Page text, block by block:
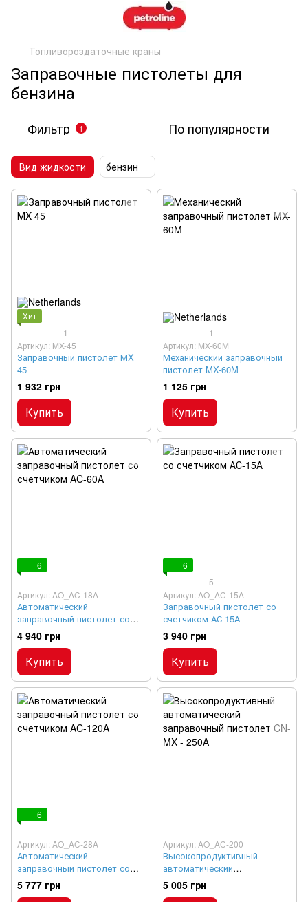
Топливороздаточные краны
Заправочные пистолеты для
бензина
Фильтр 1 По популярности
Вид жидкости бензин
Хит
1
Артикул: MX-45
Заправочный пистолет МX
45
1 932 грн
Купить
1
Артикул: MX-60M
Механический заправочный
пистолет MX-60M
1 125 грн
Купить
6
Артикул: AO_AC-18A
Автоматический
заправочный пистолет со
счетчиком AC-60A
4 940 грн
Купить
6
5
Артикул: AO_AC-15A
Заправочный пистолет со
счетчиком АС-15А
3 940 грн
Купить
6
Артикул: AO_AC-28A
Автоматический
заправочный пистолет со
счетчиком AC-120A
5 777 грн
Артикул: AO_AC-200
Высокопродуктивный
автоматический
заправочный пистолет CN-
MX - 250A
5 005 грн